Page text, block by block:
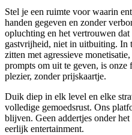
Stel je een ruimte voor waarin
handen gegeven en zonder
opluchting en het vertrouwen
gastvrijheid, niet in uitbuiting. In
zitten met agressieve
prompts om uit te geven, is
plezier, zonder prijskaartje.
Duik diep in elk level en elke
volledige gemoedsrust. Ons
blijven. Geen addertjes onder
eerlijk entertainment.